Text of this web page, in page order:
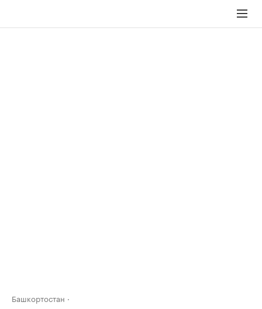
Башкортостан